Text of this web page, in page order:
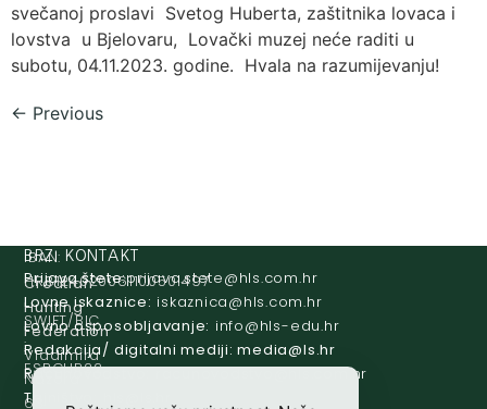
svečanoj proslavi Svetog Huberta, zaštitnika lovaca i
lovstva u Bjelovaru, Lovački muzej neće raditi u
subotu, 04.11.2023. godine. Hvala na razumijevanju!
← Previous
Croatian
Hunting
Federation
Vladimira
Nazora
63
IBAN:
HR8124020061100501497
SWIFT/BIC
:
ESBCHR22
BRZI KONTAKT
Prijava štete: rh.moc.slh
@etets.avajirp
Lovne iskaznice:
rh.moc.slh
@acinzaksi
Lovno osposobljavanje:
rh.ude-slh
@ofni
Redakcija/ digitalni mediji:
rh.sl
@aidem
Računovodstvo:
rh.moc.slh
@ovtsdovonucar
Tajništvo: